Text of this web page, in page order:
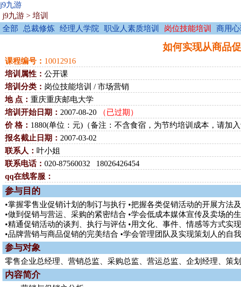
j9九游
j9九游 > 培训
全部
总裁修炼 经理人学院 职业人素质培训 岗位技能培训 商用
如何实现从商品
课程编号： 10012916
培训属性： 公开课
培训分类： 岗位技能培训 / 市场营销
地 点： 重庆重庆邮电大学
培训开始日期： 2007-08-20
（已过期）
价 格： 1880(单位：元)（备注：不含食宿，为节约培训成本，请加入
报名截止日期： 2007-03-02
联系人： 叶小姐
联系电话： 020-87560032 18026426454
qq在线客服：
参与目的
•掌握零售业促销计划的制订与执行 •把握各类促销活动的开展方法
•做到促销与营运、采购的紧密结合 •学会低成本媒体宣传及卖场的
•精通促销活动的谈判、执行与评估 •用文化、事件、情感等方式实
•品牌营销与商品促销的完美结合 •学会管理团队及实现策划人的自
参与对象
零售企业总经理、营销总监、采购总监、营运总监、企划经理、策
内容简介